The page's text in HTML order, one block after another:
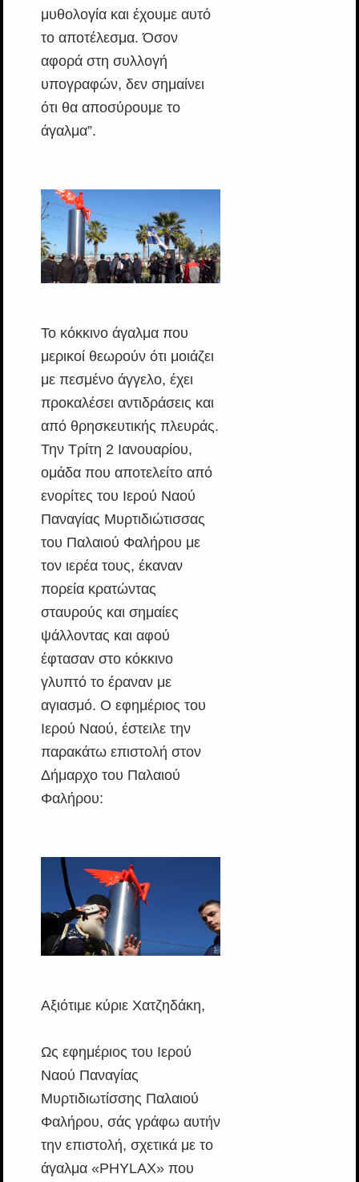
μυθολογία και έχουμε αυτό
το αποτέλεσμα. Όσον
αφορά στη συλλογή
υπογραφών, δεν σημαίνει
ότι θα αποσύρουμε το
άγαλμα”.
Το κόκκινο άγαλμα που
μερικοί θεωρούν ότι μοιάζει
με πεσμένο άγγελο, έχει
προκαλέσει αντιδράσεις και
από θρησκευτικής πλευράς.
Την Τρίτη 2 Ιανουαρίου,
ομάδα που αποτελείτο από
ενορίτες του Ιερού Ναού
Παναγίας Μυρτιδιώτισσας
του Παλαιού Φαλήρου με
τον ιερέα τους, έκαναν
πορεία κρατώντας
σταυρούς και σημαίες
ψάλλοντας και αφού
έφτασαν στο κόκκινο
γλυπτό το έραναν με
αγιασμό. Ο εφημέριος του
Ιερού Ναού, έστειλε την
παρακάτω επιστολή στον
Δήμαρχο του Παλαιού
Φαλήρου:
Αξιότιμε κύριε Χατζηδάκη,
Ως εφημέριος του Ιερού
Ναού Παναγίας
Μυρτιδιωτίσσης Παλαιού
Φαλήρου, σάς γράφω αυτήν
την επιστολή, σχετικά με το
άγαλμα «PHYLAX» που